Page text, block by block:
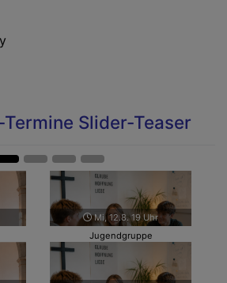
Slider-Teaser
Mi, 12.8. 19 Uhr
Jugendgruppe